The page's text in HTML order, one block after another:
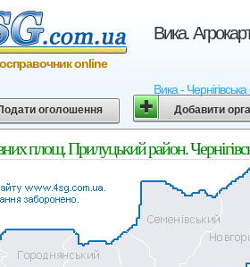
Вика.
Вика -
online
оголошення Добавити
площ. Прилуцький район.